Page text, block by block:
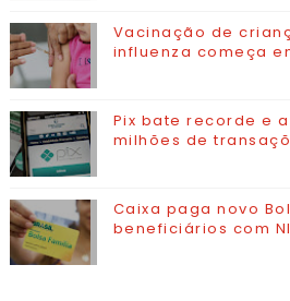
Vacinação de
influenza começa
Pix bate recorde e
milhões de
Caixa paga novo
beneficiários com